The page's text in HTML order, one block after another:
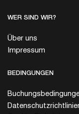
WER SIND WIR?
Über uns
Impressum
BEDINGUNGEN